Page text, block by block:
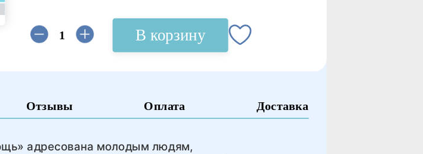
В корзину
Отзывы Оплата Доставка
адресована молодым людям,